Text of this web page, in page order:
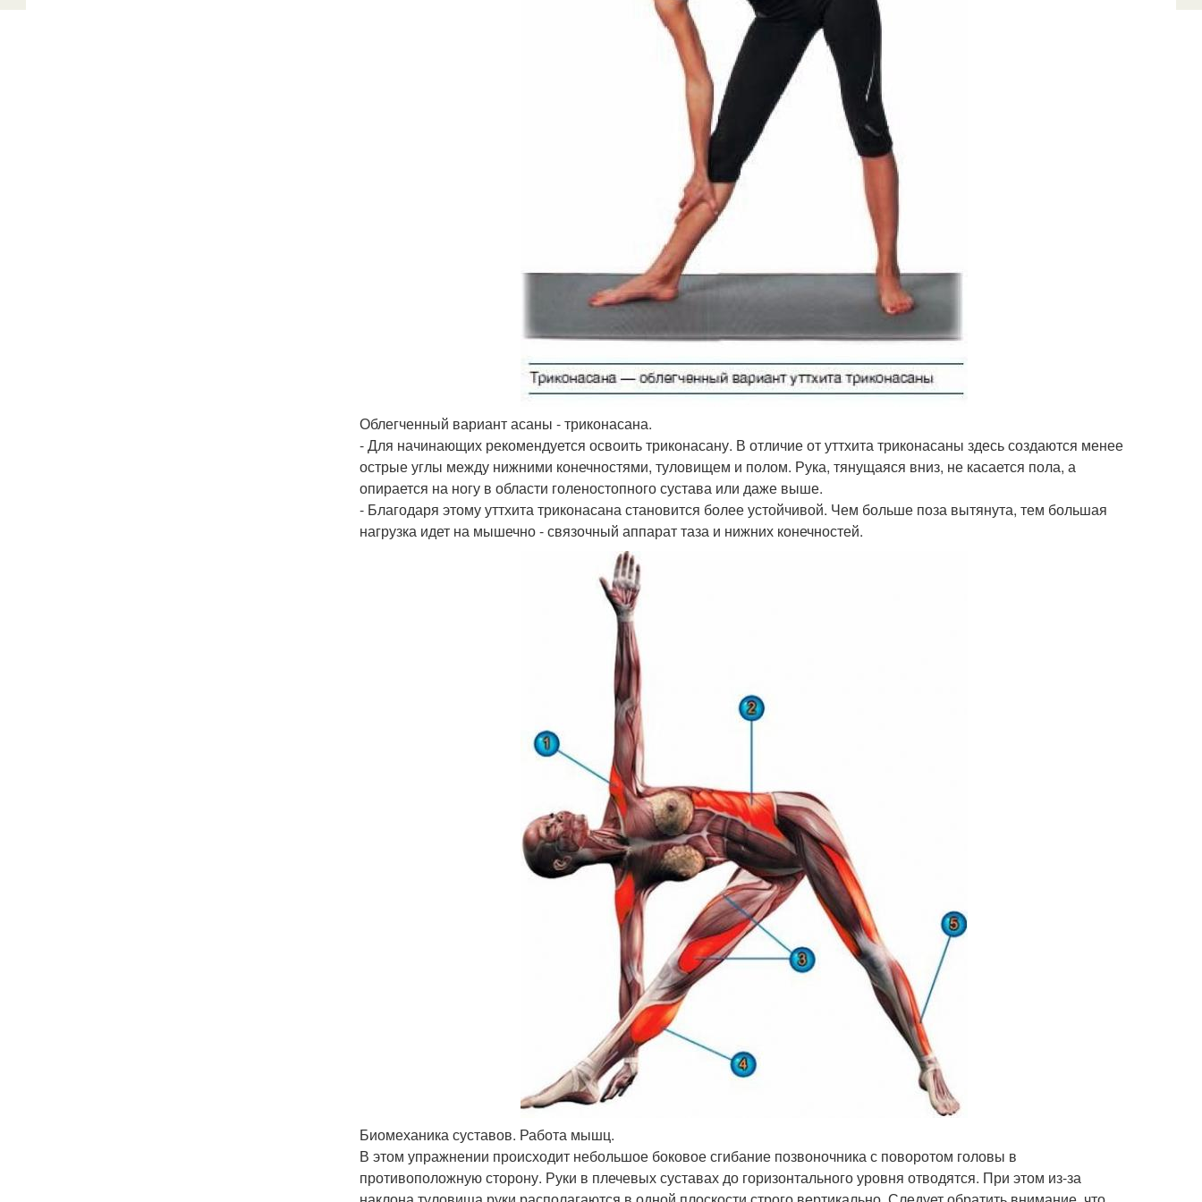
Облегченный вариант асаны - триконасана.
- Для начинающих рекомендуется освоить триконасану. В отличие от уттхита триконасаны здесь создаются менее
острые углы между нижними конечностями, туловищем и полом. Рука, тянущаяся вниз, не касается пола, а
опирается на ногу в области голеностопного сустава или даже выше.
- Благодаря этому уттхита триконасана становится более устойчивой. Чем больше поза вытянута, тем большая
нагрузка идет на мышечно - связочный аппарат таза и нижних конечностей.
Биомеханика суставов. Работа мышц.
В этом упражнении происходит небольшое боковое сгибание позвоночника с поворотом головы в
противоположную сторону. Руки в плечевых суставах до горизонтального уровня отводятся. При этом из-за